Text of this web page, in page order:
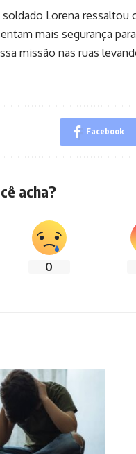
Lorena
mais segurança
missão nas ruas
Facebook
acha?
0